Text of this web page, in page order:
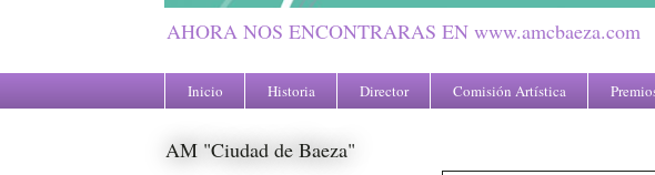
AHORA NOS ENCONTRARAS EN www.amcbaeza.com
Inicio Historia Director Comisión Artística
AM "Ciudad de Baeza"